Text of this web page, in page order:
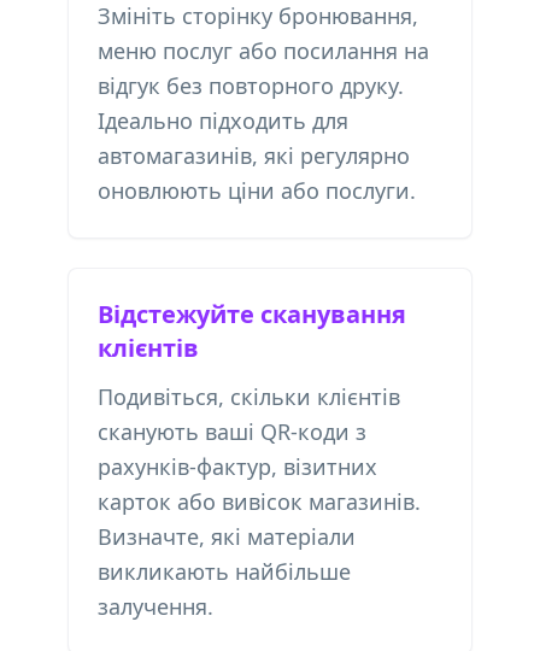
Змініть сторінку бронювання,
меню послуг або посилання на
відгук без повторного друку.
Ідеально підходить для
автомагазинів, які регулярно
оновлюють ціни або послуги.
Відстежуйте сканування
клієнтів
Подивіться, скільки клієнтів
сканують ваші QR-коди з
рахунків-фактур, візитних
карток або вивісок магазинів.
Визначте, які матеріали
викликають найбільше
залучення.